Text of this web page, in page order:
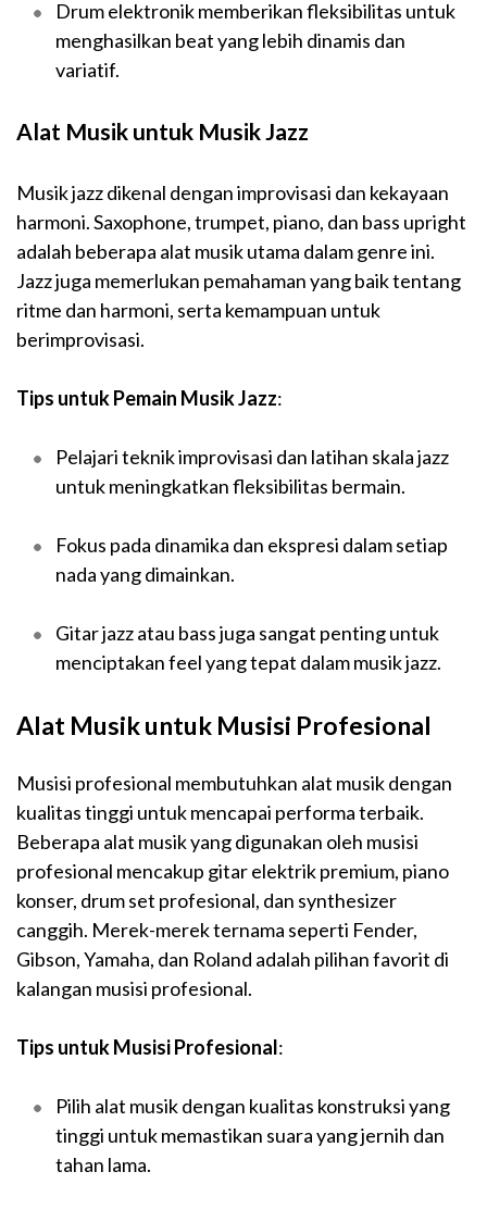
Drum elektronik memberikan fleksibilitas untuk
menghasilkan beat yang lebih dinamis dan
variatif.
Alat Musik untuk Musik Jazz
Musik jazz dikenal dengan improvisasi dan kekayaan
harmoni. Saxophone, trumpet, piano, dan bass upright
adalah beberapa alat musik utama dalam genre ini.
Jazz juga memerlukan pemahaman yang baik tentang
ritme dan harmoni, serta kemampuan untuk
berimprovisasi.
Tips untuk Pemain Musik Jazz:
Pelajari teknik improvisasi dan latihan skala jazz
untuk meningkatkan fleksibilitas bermain.
Fokus pada dinamika dan ekspresi dalam setiap
nada yang dimainkan.
Gitar jazz atau bass juga sangat penting untuk
menciptakan feel yang tepat dalam musik jazz.
Alat Musik untuk Musisi Profesional
Musisi profesional membutuhkan alat musik dengan
kualitas tinggi untuk mencapai performa terbaik.
Beberapa alat musik yang digunakan oleh musisi
profesional mencakup gitar elektrik premium, piano
konser, drum set profesional, dan synthesizer
canggih. Merek-merek ternama seperti Fender,
Gibson, Yamaha, dan Roland adalah pilihan favorit di
kalangan musisi profesional.
Tips untuk Musisi Profesional:
Pilih alat musik dengan kualitas konstruksi yang
tinggi untuk memastikan suara yang jernih dan
tahan lama.